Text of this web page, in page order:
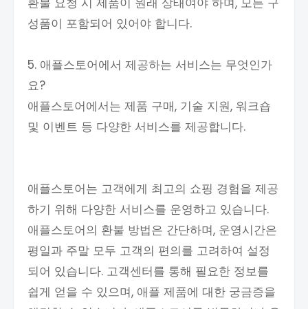
성품이 포함되어 있어야 합니다.
5. 애플스토어에서 제공하는 서비스는 무엇인가
요?
애플스토어에서는 제품 구매, 기술 지원, 워크숍
및 이벤트 등 다양한 서비스를 제공합니다.
애플스토어는 고객에게 최고의 쇼핑 경험을 제공
하기 위해 다양한 서비스를 운영하고 있습니다.
애플스토어의 환불 방법은 간단하며, 운영시간은
평일과 주말 모두 고객의 편의를 고려하여 설정
되어 있습니다. 고객센터를 통해 필요한 정보를
쉽게 얻을 수 있으며, 애플 제품에 대한 궁금증을